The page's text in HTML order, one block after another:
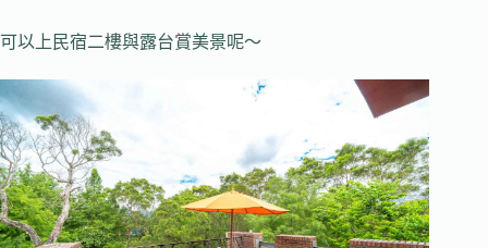
可以上民宿二樓與露台賞美景呢～